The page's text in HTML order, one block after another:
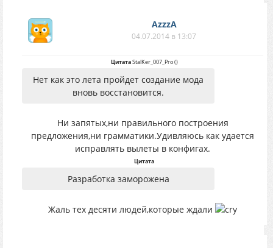
AzzzA
04.07.2014 в 13:07
ЦитатаStalKer_007_Pro()
Нет как это лета пройдет создание мода
вновь восстановится.
Ни запятых,ни правильного построения
предложения,ни грамматики.Удивляюсь как удается
исправлять вылеты в конфигах.
Цитата
Разработка заморожена
Жаль тех десяти людей,которые ждали